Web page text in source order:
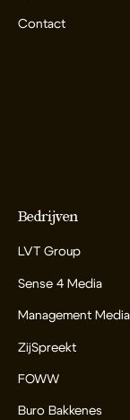
Contact
Bedrijven
LVT Group
Sense 4 Media
Management
ZijSpreekt
FOWW
Buro Bakkenes